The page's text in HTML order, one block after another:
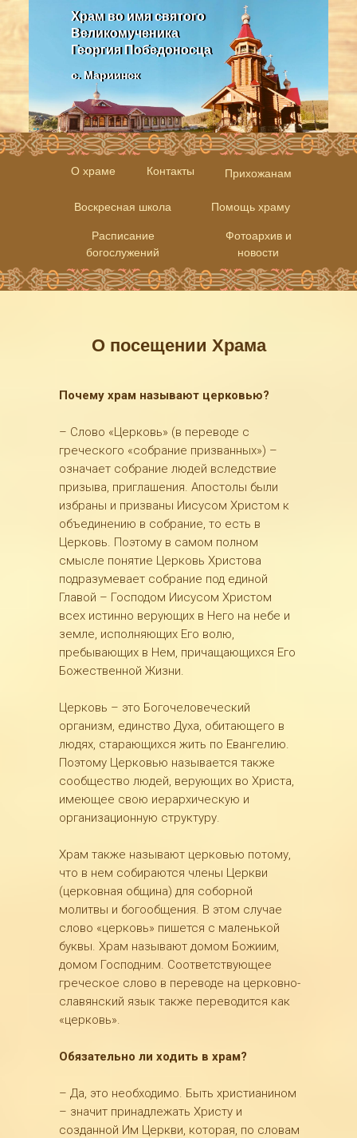
Храм во имя святого
Великомученика
Георгия Победоносца
Храм во имя святого
Великомученика
Георгия Победоносца
с. Мариинск
с. Мариинск
Прихожанам
Воскресная школа
Расписание
богослужений
Помощь храму
Фотоархив и
новости
О храме Контакты
Почему храм называют церковью?
– Слово «Церковь» (в переводе с
греческого «собрание призванных») –
означает собрание людей вследствие
призыва, приглашения. Апостолы были
избраны и призваны Иисусом Христом к
объединению в собрание, то есть в
Церковь. Поэтому в самом полном
смысле понятие Церковь Христова
подразумевает собрание под единой
Главой – Господом Иисусом Христом
всех истинно верующих в Него на небе и
земле, исполняющих Его волю,
пребывающих в Нем, причащающихся Его
Божественной Жизни.
Церковь – это Богочеловеческий
организм, единство Духа, обитающего в
людях, старающихся жить по Евангелию.
Поэтому Церковью называется также
сообщество людей, верующих во Христа,
имеющее свою иерархическую и
организационную структуру.
Храм также называют церковью потому,
что в нем собираются члены Церкви
(церковная община) для соборной
молитвы и богообщения. В этом случае
слово «церковь» пишется с маленькой
буквы. Храм называют домом Божиим,
домом Господним. Соответствующее
греческое слово в переводе на церковно-
славянский язык также переводится как
«церковь».
Обязательно ли ходить в храм?
– Да, это необходимо. Быть христианином
– значит принадлежать Христу и
созданной Им Церкви, которая, по словам
О посещении Храма